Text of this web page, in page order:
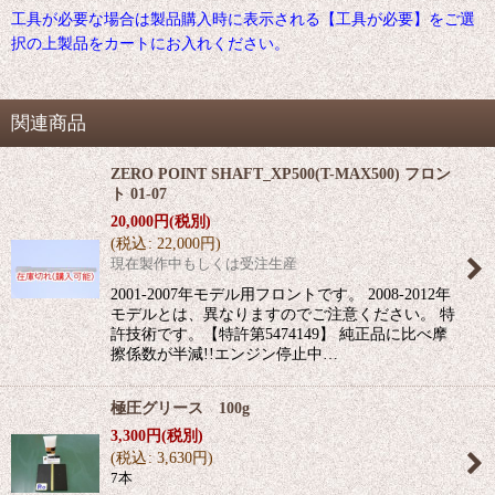
工具が必要な場合は製品購入時に表示される【工具が必要】をご選
択の上製品をカートにお入れください。
関連商品
ZERO POINT SHAFT_XP500(T-MAX500) フロン
ト 01-07
20,000円(税別)
(税込: 22,000円)
現在製作中もしくは受注生産
2001-2007年モデル用フロントです。 2008-2012年
モデルとは、異なりますのでご注意ください。 特
許技術です。【特許第5474149】 純正品に比べ摩
擦係数が半減!!エンジン停止中…
極圧グリース 100g
3,300円(税別)
(税込: 3,630円)
7本